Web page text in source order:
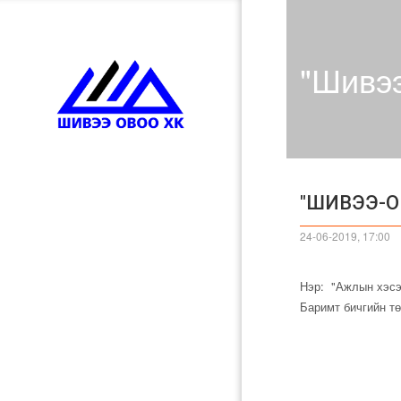
"ШИВЭЭ-
24-06-2019, 17:00
Нэр: "Ажлын
Баримт бичгийн